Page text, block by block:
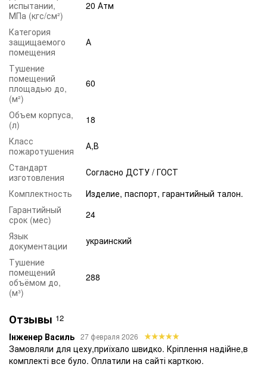
испытании,
МПа (кгс/см²)
20 Атм
Категория
защищаемого
помещения
А
Тушение
помещений
площадью до,
(м²)
60
Объем корпуса,
(л)
18
Класс
пожаротушения
А,В
Стандарт
изготовления
Согласно ДСТУ / ГОСТ
Комплектность
Изделие, паспорт, гарантийный талон.
Гарантийный
срок (мес)
24
Язык
документации
украинский
Тушение
помещений
объёмом до,
(м³)
288
Отзывы 12
Інженер Василь 27 февраля 2026
Замовляли для цеху,приїхало швидко. Кріплення надійне,в
комплекті все було. Оплатили на сайті карткою.